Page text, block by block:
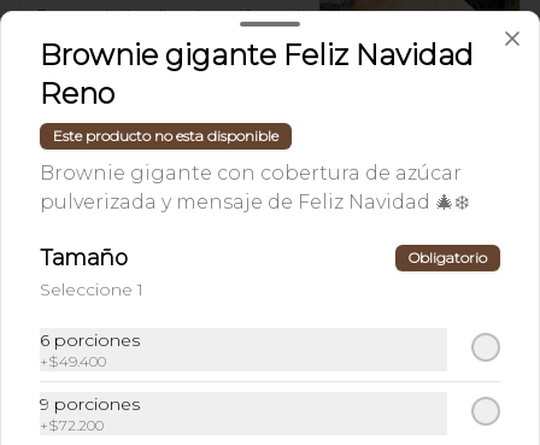
Empanada de pollo y champiñones al
$11.600
Conócenos
Brownie gigante Feliz Navidad
Reno
Este producto no esta disponible
Brownie gigante con cobertura de azúcar
pulverizada y mensaje de Feliz Navidad 🎄❄️
Tamaño Obligatorio
Seleccione 1
6 porciones
+$49.400
9 porciones
+$72.200